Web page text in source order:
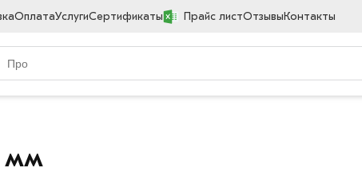
ОплатаУслугиСертификаты Прайс листОтзывыКонтакты
мм